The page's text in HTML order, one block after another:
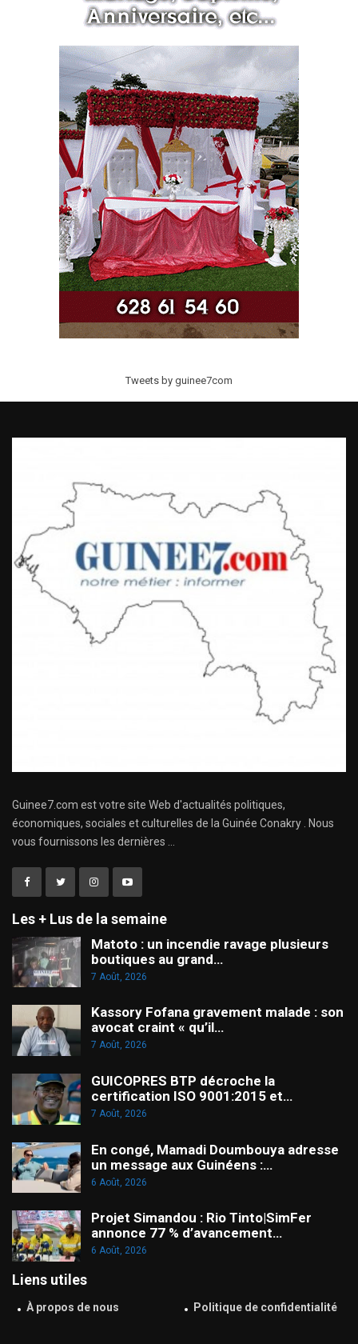
Tweets by guinee7com
Guinee7.com est votre site Web d'actualités politiques,
économiques, sociales et culturelles de la Guinée Conakry . Nous
vous fournissons les dernières ...
Les + Lus de la semaine
Matoto : un incendie ravage plusieurs
boutiques au grand…
7 Août, 2026
Kassory Fofana gravement malade : son
avocat craint « qu’il…
7 Août, 2026
GUICOPRES BTP décroche la
certification ISO 9001:2015 et…
7 Août, 2026
En congé, Mamadi Doumbouya adresse
un message aux Guinéens :…
6 Août, 2026
Projet Simandou : Rio Tinto|SimFer
annonce 77 % d’avancement…
6 Août, 2026
Liens utiles
À propos de nous Politique de confidentialité